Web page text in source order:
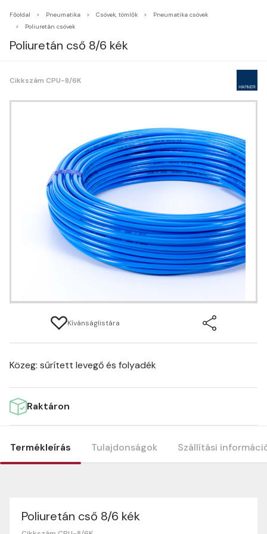
Főoldal Pneumatika Csövek, tömlők
Pneumatika csövek
Poliuretán csövek
Poliuretán cső 8/6 kék
Cikkszám CPU-8/6K
Kívánságlistára
Közeg: sűrített levegő és folyadék
Raktáron
Termékleírás Tulajdonságok Szállítási
Poliuretán cső 8/6 kék
Termék tulajdonságok
Szállítási információk